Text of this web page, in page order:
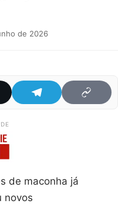
de 2026
de maconha já
novos